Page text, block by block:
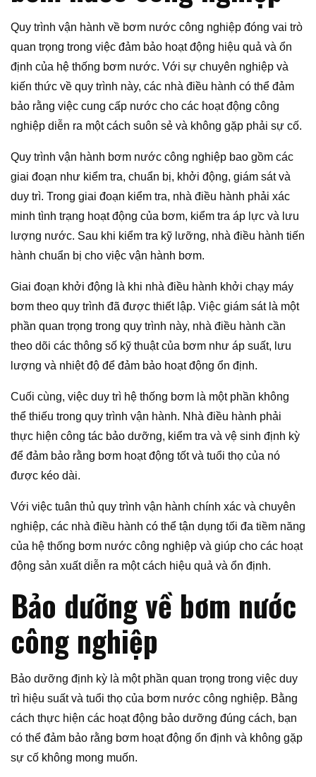
Quy trình vận hành về bơm nước công nghiệp đóng vai trò
quan trọng trong việc đảm bảo hoạt động hiệu quả và ổn
định của hệ thống bơm nước. Với sự chuyên nghiệp và
kiến thức về quy trình này, các nhà điều hành có thể đảm
bảo rằng việc cung cấp nước cho các hoạt động công
nghiệp diễn ra một cách suôn sẻ và không gặp phải sự cố.
Quy trình vận hành bơm nước công nghiệp bao gồm các
giai đoạn như kiểm tra, chuẩn bị, khởi động, giám sát và
duy trì. Trong giai đoạn kiểm tra, nhà điều hành phải xác
minh tình trạng hoạt động của bơm, kiểm tra áp lực và lưu
lượng nước. Sau khi kiểm tra kỹ lưỡng, nhà điều hành tiến
hành chuẩn bị cho việc vận hành bơm.
Giai đoạn khởi động là khi nhà điều hành khởi chạy máy
bơm theo quy trình đã được thiết lập. Việc giám sát là một
phần quan trọng trong quy trình này, nhà điều hành cần
theo dõi các thông số kỹ thuật của bơm như áp suất, lưu
lượng và nhiệt độ để đảm bảo hoạt động ổn định.
Cuối cùng, việc duy trì hệ thống bơm là một phần không
thể thiếu trong quy trình vận hành. Nhà điều hành phải
thực hiện công tác bảo dưỡng, kiểm tra và vệ sinh định kỳ
để đảm bảo rằng bơm hoạt động tốt và tuổi thọ của nó
được kéo dài.
Với việc tuân thủ quy trình vận hành chính xác và chuyên
nghiệp, các nhà điều hành có thể tận dụng tối đa tiềm năng
của hệ thống bơm nước công nghiệp và giúp cho các hoạt
động sản xuất diễn ra một cách hiệu quả và ổn định.
Bảo dưỡng về bơm nước
công nghiệp
Bảo dưỡng định kỳ là một phần quan trọng trong việc duy
trì hiệu suất và tuổi thọ của bơm nước công nghiệp. Bằng
cách thực hiện các hoạt động bảo dưỡng đúng cách, bạn
có thể đảm bảo rằng bơm hoạt động ổn định và không gặp
sự cố không mong muốn.